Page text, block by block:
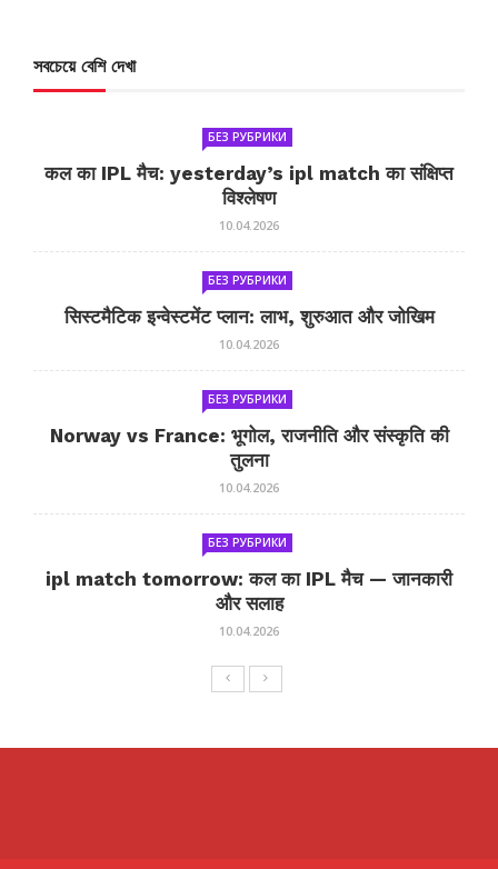
সবচেয়ে বেশি দেখা
БЕЗ РУБРИКИ
कल का IPL मैच: yesterday’s ipl match का संक्षिप्त
विश्लेषण
10.04.2026
БЕЗ РУБРИКИ
सिस्टमैटिक इन्वेस्टमेंट प्लान: लाभ, शुरुआत और जोखिम
10.04.2026
БЕЗ РУБРИКИ
Norway vs France: भूगोल, राजनीति और संस्कृति की
तुलना
10.04.2026
БЕЗ РУБРИКИ
ipl match tomorrow: कल का IPL मैच — जानकारी
और सलाह
10.04.2026